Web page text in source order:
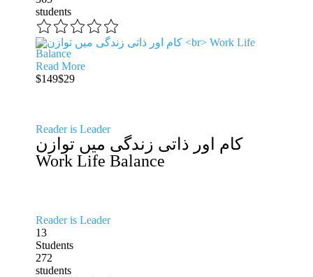
students
Read More
$149$29
Reader is Leader
کام اور ذاتی زندگی میں توازن
Work Life Balance
Reader is Leader
13
Students
272
students